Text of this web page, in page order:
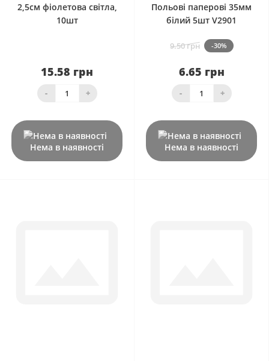
2,5см фіолетова світла,
10шт
15.58 грн
- +
Нема в наявності
Польові паперові 35мм
білий 5шт V2901
9.50 грн -30%
6.65 грн
- +
Нема в наявності